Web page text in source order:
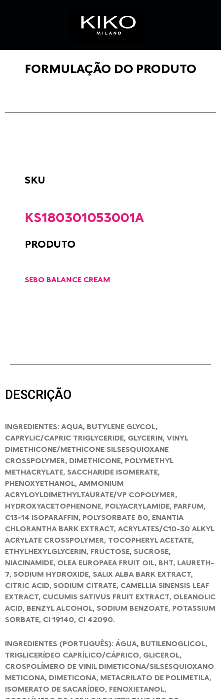
FORMULAÇÃO DO PRODUTO
SKU
KS180301053001A
PRODUTO
SEBO BALANCE CREAM
DESCRIÇÃO
INGREDIENTES: AQUA, BUTYLENE GLYCOL,
CAPRYLIC/CAPRIC TRIGLYCERIDE, GLYCERIN, VINYL
DIMETHICONE/METHICONE SILSESQUIOXANE
CROSSPOLYMER, DIMETHICONE, POLYMETHYL
METHACRYLATE, SACCHARIDE ISOMERATE,
PHENOXYETHANOL, AMMONIUM
ACRYLOYLDIMETHYLTAURATE/VP COPOLYMER,
HYDROXYACETOPHENONE, POLYACRYLAMIDE, PARFUM,
C13-14 ISOPARAFFIN, POLYSORBATE 80, ENANTIA
CHLORANTHA BARK EXTRACT, ACRYLATES/C10-30 ALKYL
ACRYLATE CROSSPOLYMER, TOCOPHERYL ACETATE,
ETHYLHEXYLGLYCERIN, FRUCTOSE, SUCROSE,
NIACINAMIDE, OLEA EUROPAEA FRUIT OIL, BHT, LAURETH-
7, SODIUM HYDROXIDE, SALIX ALBA BARK EXTRACT,
CITRIC ACID, SODIUM CITRATE, CAMELLIA SINENSIS LEAF
EXTRACT, CUCUMIS SATIVUS FRUIT EXTRACT, OLEANOLIC
ACID, BENZYL ALCOHOL, SODIUM BENZOATE, POTASSIUM
SORBATE, CI 19140, CI 42090.
INGREDIENTES (PORTUGUÊS): ÁGUA, BUTILENOGLICOL,
TRIGLICERÍDEO CAPRÍLICO/CÁPRICO, GLICEROL,
CROSPOLÍMERO DE VINIL DIMETICONA/SILSESQUIOXANO
METICONA, DIMETICONA, METACRILATO DE POLIMETILA,
ISOMERATO DE SACARÍDEO, FENOXIETANOL,